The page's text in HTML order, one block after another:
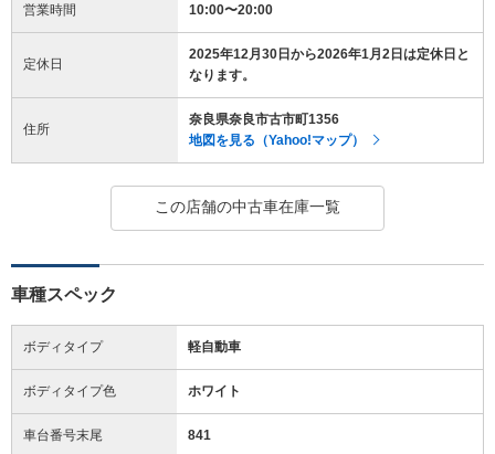
営業時間 10:00〜20:00
定休日
2025年12月30日から2026年1月2日は定休日と
なります。
住所
奈良県奈良市古市町1356
地図を見る（Yahoo!マップ）
この店舗の中古車在庫一覧
車種スペック
ボディタイプ 軽自動車
ボディタイプ色 ホワイト
車台番号末尾 841